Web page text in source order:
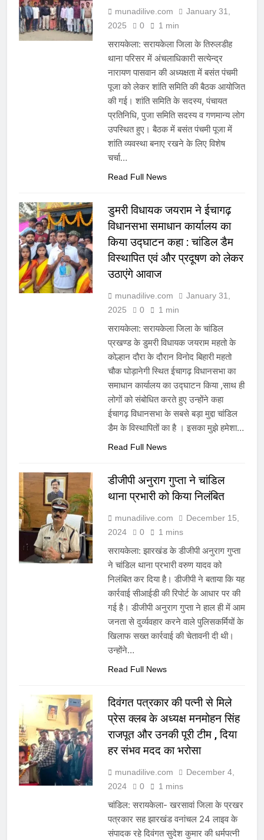
munadilive.com
January 31,
2025
0 1 min
सरायकेला: सरायकेला जिला के तिरुलडीह
थाना परिसर में अंचलाधिकारी सत्येन्द्र
नारायण पासवान की अध्यक्षता में बसंत पंचमी
पूजा को लेकर शांति समिति की बैठक आयोजित
की गई। शांति समिति के सदस्य, पंचायत
प्रतिनिधि, पुजा समिति सदस्य व गणमान्य लोग
उपस्थित हुए। बैठक में बसंत पंचमी पूजा में
शांति व्यवस्था बनाए रखने के लिए विशेष
चर्चा…
Read Full News
डुमरी विधायक जयराम ने ईचागढ़
विधानसभा समाधान कार्यालय का
किया उद्घाटन कहा : चांडिल डैम
विस्थापित एवं और प्रदूषण को लेकर
उठाएंगे आवाज
munadilive.com
January 31,
2025
0 1 min
सरायकेला: सरायकेला जिला के चांडिल
प्रखण्ड के डुमरी विधायक जयराम महतो के
कोल्हान दौरा के दौरान विनोद बिहारी महतो
चौक घोड़ानेगी स्थित ईचागढ़ विधानसभा का
समाधान कार्यालय का उद्घाटन किया ,साथ ही
लोगों को संबोधित करते हुए उन्होंने कहा
ईचागढ़ विधानसभा के सबसे बड़ा मुद्दा चांडिल
डैम के विस्थापितों का है । इसका मुझे हमेशा…
Read Full News
डीजीपी अनुराग गुप्ता ने चांडिल
थाना प्रभारी को किया निलंबित
munadilive.com
December 15,
2024
0 1 mins
सरायकेला: झारखंड के डीजीपी अनुराग गुप्ता
ने चांडिल थाना प्रभारी वरुण यादव को
निलंबित कर दिया है। डीजीपी ने बताया कि यह
कार्रवाई सीआईडी की रिपोर्ट के आधार पर की
गई है। डीजीपी अनुराग गुप्ता ने हाल ही में आम
जनता से दुर्व्यवहार करने वाले पुलिसकर्मियों के
खिलाफ सख्त कार्रवाई की चेतावनी दी थी।
उन्होंने…
Read Full News
दिवंगत पत्रकार की पत्नी से मिले
प्रेस क्लब के अध्यक्ष मनमोहन सिंह
राजपूत और उनकी पूरी टीम , दिया
हर संभव मदद का भरोसा
munadilive.com
December 4,
2024
0 1 mins
चांडिल: सरायकेला- खरसावां जिला के प्रखर
पत्रकार सह झारखंड वनांचल 24 लाइव के
संपादक रहे दिवंगत सुदेश कुमार की धर्मपत्नी